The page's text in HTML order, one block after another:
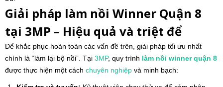
Giải pháp làm nồi Winner Quận 8
tại 3MP – Hiệu quả và triệt để
Để khắc phục hoàn toàn các vấn đề trên, giải pháp tối ưu nhất
chính là “làm lại bộ nồi”. Tại 3MP, quy trình làm nồi winner quận 8
được thực hiện một cách chuyên nghiệp và minh bạch: